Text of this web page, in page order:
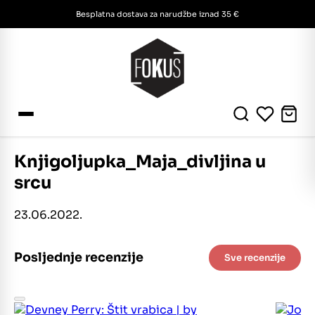
Besplatna dostava za narudžbe iznad 35 €
Knjigoljupka_Maja_divljina u
srcu
23.06.2022.
Posljednje recenzije Sve recenzije